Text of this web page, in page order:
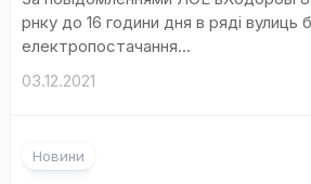
рнку до 16 години дня в ряді вулиць
електропостачання...
03.12.2021
Новини